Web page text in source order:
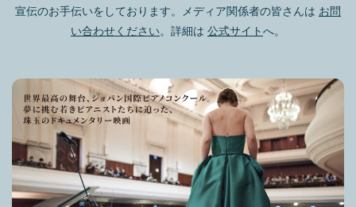
宣伝のお手伝いをしております。メディア関係者の皆さんは お問
い合わせください。詳細は 公式サイト へ。